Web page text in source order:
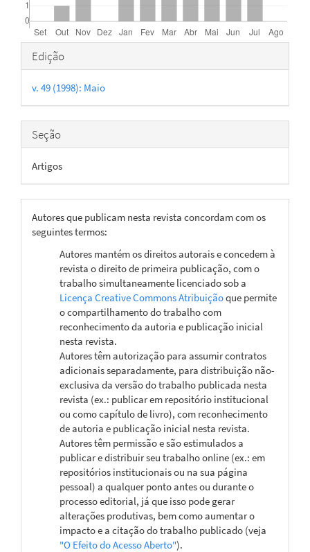
Detalhes
do
artigo
Edição
v. 49 (1998): Maio
Seção
Artigos
Autores que publicam nesta revista concordam com os
seguintes termos:
Autores mantém os direitos autorais e concedem à
revista o direito de primeira publicação, com o
trabalho simultaneamente licenciado sob a
Licença Creative Commons Atribuiçãoque permite
o compartilhamento do trabalho com
reconhecimento da autoria e publicação inicial
nesta revista.
Autores têm autorização para assumir contratos
adicionais separadamente, para distribuição não-
exclusiva da versão do trabalho publicada nesta
revista (ex.: publicar em repositório institucional
ou como capítulo de livro), com reconhecimento
de autoria e publicação inicial nesta revista.
Autores têm permissão e são estimulados a
publicar e distribuir seu trabalho online (ex.: em
repositórios institucionais ou na sua página
pessoal) a qualquer ponto antes ou durante o
processo editorial, já que isso pode gerar
alterações produtivas, bem como aumentar o
impacto e a citação do trabalho publicado (veja
"O Efeito do Acesso Aberto").